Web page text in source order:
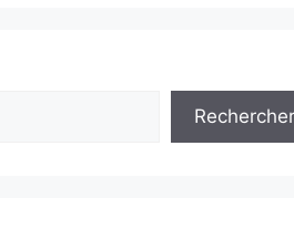
Rechercher